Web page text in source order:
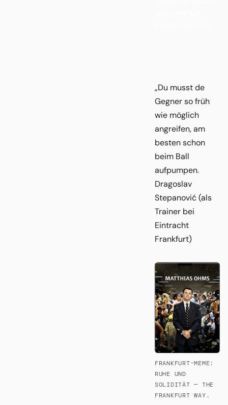
„Du musst de
Gegner so früh
wie möglich
angreifen, am
besten schon
beim Ball
aufpumpen.
Dragoslav
Stepanović (als
Trainer bei
Eintracht
Frankfurt)
FRANKFURT-MEME:
RUHE UND
SOLIDITÄT — THE
FRANKFURT WAY.